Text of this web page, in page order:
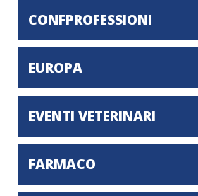
CONFPROFESSIONI
EUROPA
EVENTI VETERINARI
FARMACO